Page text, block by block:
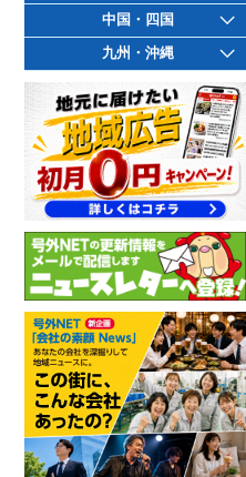
中国・四国
九州・沖縄